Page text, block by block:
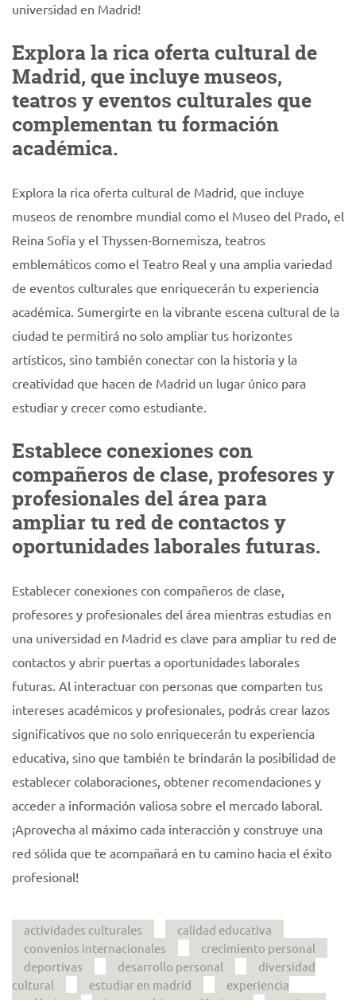
universidad en Madrid!
Explora la rica oferta cultural de
Madrid, que incluye museos,
teatros y eventos culturales que
complementan tu formación
académica.
Explora la rica oferta cultural de Madrid, que incluye
museos de renombre mundial como el Museo del Prado, el
Reina Sofía y el Thyssen-Bornemisza, teatros
emblemáticos como el Teatro Real y una amplia variedad
de eventos culturales que enriquecerán tu experiencia
académica. Sumergirte en la vibrante escena cultural de la
ciudad te permitirá no solo ampliar tus horizontes
artísticos, sino también conectar con la historia y la
creatividad que hacen de Madrid un lugar único para
estudiar y crecer como estudiante.
Establece conexiones con
compañeros de clase, profesores y
profesionales del área para
ampliar tu red de contactos y
oportunidades laborales futuras.
Establecer conexiones con compañeros de clase,
profesores y profesionales del área mientras estudias en
una universidad en Madrid es clave para ampliar tu red de
contactos y abrir puertas a oportunidades laborales
futuras. Al interactuar con personas que comparten tus
intereses académicos y profesionales, podrás crear lazos
significativos que no solo enriquecerán tu experiencia
educativa, sino que también te brindarán la posibilidad de
establecer colaboraciones, obtener recomendaciones y
acceder a información valiosa sobre el mercado laboral.
¡Aprovecha al máximo cada interacción y construye una
red sólida que te acompañará en tu camino hacia el éxito
profesional!
actividades culturales
calidad educativa
convenios internacionales
crecimiento personal
deportivas
desarrollo personal
diversidad
cultural
estudiar en madrid
experiencia